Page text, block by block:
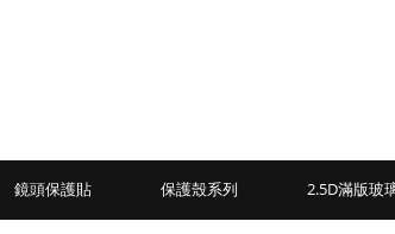
鏡頭保護貼 保護殼系列 2.5D滿版玻